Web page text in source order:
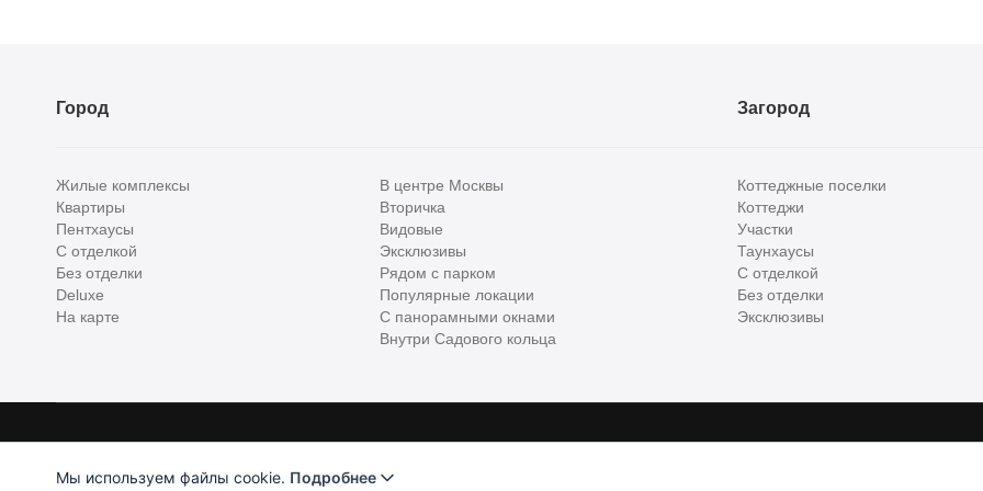
Город
Жилые комплексы
Квартиры
Пентхаусы
С отделкой
Без отделки
Deluxe
На карте
В центре Москвы
Вторичка
Видовые
Эксклюзивы
Рядом с парком
Популярные локации
С панорамными окнами
Внутри Садового кольца
Загород
Коттеджные поселки
Коттеджи
Участки
Таунхаусы
С отделкой
Без отделки
Эксклюзивы
Homehunter - первый полноценный онлайн-сервис элитной недвижимости и бизнес класса в России. Используя сервис, вы соглашаетесь с
Мы используем файлы cookie. Подробнее